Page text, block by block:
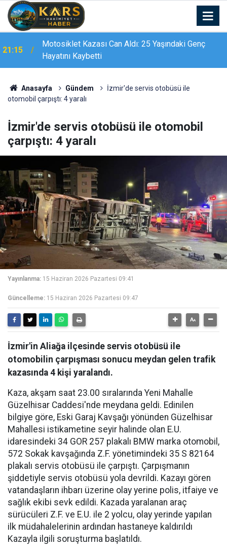
21:15
Motosiklet Kazası Can Aldı: 25 Yaşındaki Genç
Hayatını Kaybetti
Anasayfa Gündem
İzmir'de servis otobüsü ile
otomobil çarpıştı: 4 yaralı
İzmir'de servis otobüsü ile otomobil
çarpıştı: 4 yaralı
Yayınlanma: 15 Haziran 2026 Pazartesi 09:41
Güncelleme: 15 Haziran 2026 Pazartesi 09:47
İzmir'in Aliağa ilçesinde servis otobüsü ile
otomobilin çarpışması sonucu meydan gelen trafik
kazasında 4 kişi yaralandı.
Kaza, akşam saat 23.00 sıralarında Yeni Mahalle
Güzelhisar Caddesi'nde meydana geldi. Edinilen
bilgiye göre, Eski Garaj Kavşağı yönünden Güzelhisar
Mahallesi istikametine seyir halinde olan E.U.
idaresindeki 34 GOR 257 plakalı BMW marka otomobil,
572 Sokak kavşağında Z.F. yönetimindeki 35 S 82164
plakalı servis otobüsü ile çarpıştı. Çarpışmanın
şiddetiyle servis otobüsü yola devrildi. Kazayı gören
vatandaşların ihbarı üzerine olay yerine polis, itfaiye ve
sağlık ekibi sevk edildi. Kazada yaralanan araç
sürücüleri Z.F. ve E.U. ile 2 yolcu, olay yerinde yapılan
ilk müdahalelerinin ardından hastaneye kaldırıldı
Kazayla ilgili soruşturma başlatıldı.